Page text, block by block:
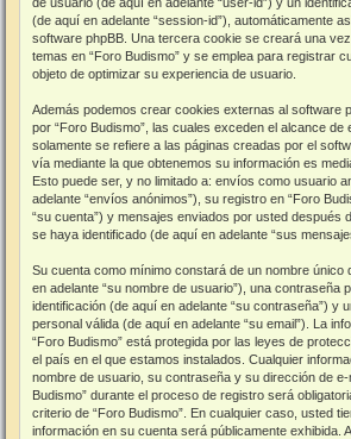
(de aquí en adelante “session-id”), automáticamente
software phpBB. Una tercera cookie se creará una
temas en “Foro Budismo” y se emplea para registrar
objeto de optimizar su experiencia de usuario.
Además podemos crear cookies externas al software
por “Foro Budismo”, las cuales exceden el alcance de
solamente se refiere a las páginas creadas por el
vía mediante la que obtenemos su información es
Esto puede ser, y no limitado a: envíos como usuario
adelante “envíos anónimos”), su registro en “Foro
“su cuenta”) y mensajes enviados por usted después
se haya identificado (de aquí en adelante “sus
Su cuenta como mínimo constará de un nombre único
en adelante “su nombre de usuario”), una contraseña
identificación (de aquí en adelante “su contraseña”) y
personal válida (de aquí en adelante “su email”). La
“Foro Budismo” está protegida por las leyes de
el país en el que estamos instalados. Cualquier
nombre de usuario, su contraseña y su dirección de e-
Budismo” durante el proceso de registro será
criterio de “Foro Budismo”. En cualquier caso, usted
información en su cuenta será públicamente exhibida.